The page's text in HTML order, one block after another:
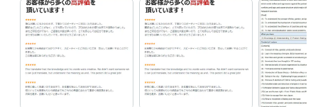
資格・検定
TOEIC 取得年 : 2011年
PMP（Project Management Professional） 取得年 : 2019年
プログラミング言語・フレームワーク
Python:10年